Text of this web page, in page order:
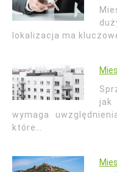
lokalizacja ma
wymaga
które…